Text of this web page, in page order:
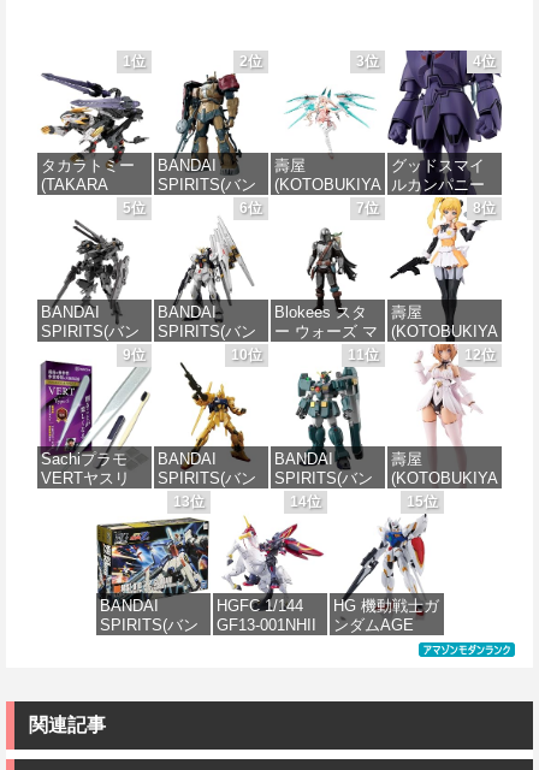
1位
タカラトミー
(TAKARA
SPARK
REALIZE
MODEL リアラ
イズモデル
ZOIDS ゾイド
RMZ-025 ライ
ガーゼロファ
ルコン (ZBF)
色分け済み プ
ラキット
価格：¥8,336
2位
BANDAI
SPIRITS(バン
ダイスピリッ
ツ) HG 機動戦
士ガンダム 復
讐のレクイエ
ム ザクⅡ F型
ソラリ機 (復讐
のレクイエム)
1/144スケール
色分け済みプ
ラモデル
価格：¥2,700
3位
壽屋
(KOTOBUKIYA
) メガミデバイ
ス デザイアメ
イデン レイダ
ー シュガーグ
レイズ 全高約
180mm 1/1ス
ケール プラモ
デル
価格：¥6,239
4位
グッドスマイ
ルカンパニー
巨神ゴーグ
MODEROID マ
ノン・ガーデ
ィアン 組み立
て式プラモデ
ル ノンスケー
ル 全高約
170mm
価格：¥7,656
5位
BANDAI
SPIRITS(バン
ダイ スピリッ
ツ) 30MM
xEXM-000 ゼ
ノヴァルト
1/144スケール
色分け済みプ
ラモデル
6位
BANDAI
SPIRITS(バン
ダイ スピリッ
ツ) RG 機動戦
士ガンダム 逆
襲のシャア νガ
ンダム 1/144ス
ケール 色分け
済みプラモデ
ル
価格：¥5,400
7位
Blokees スタ
ー ウォーズ マ
ンダロリアン&
グローグー
CC05 ディン
ジャリン&グロ
ーグー ABS樹
脂&PVC製 組
み立て式プラ
スチックモデ
価格：¥4,475
8位
壽屋
(KOTOBUKIYA
) 無限邂逅メガ
ロマリア スタ
ーズ 全高約
140mm ノンス
ケール プラモ
デル
価格：¥8,566
9位
Sachiプラモ
VERTヤスリ
開発】 超極細
ガラスヤスリ
５点セット ガ
ンプラ プラモ
デル ゲート処
理 模型 フィギ
価格：¥2,320
10位
BANDAI
SPIRITS(バン
ダイ スピリッ
ツ) HGUC 200
機動戦士Zガン
ダム 百式
1/144スケール
色分け済みプ
ラモデル
11位
BANDAI
SPIRITS(バン
ダイ スピリッ
ツ) HG 機動新
世紀ガンダムX
ガンダムレオ
パルド 1/144ス
ケール 色分け
済みプラモデ
ル
12位
壽屋
(KOTOBUKIYA
) アルカナディ
ア ルミティア
First Engage
Ver.〈ファース
トエンゲージ
Ver.〉 全高約
160mm ノンス
ケール プラモ
デル
13位
BANDAI
SPIRITS(バン
ダム （機動戦
士ZZガンダ
14位
HGFC 1/144
GF13-001NHII
ガンダム)
15位
HG 機動戦士ガ
ンダムAGE
xvm-fzc ガン
色分け済みプ
価格：¥1,742
関連記事